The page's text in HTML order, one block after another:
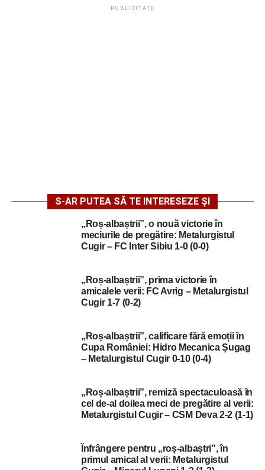
PUBLICITATE
S-AR PUTEA SĂ TE INTERESEZE ȘI
„Roș-albaștrii”, o nouă victorie în
meciurile de pregătire: Metalurgistul
Cugir – FC Inter Sibiu 1-0 (0-0)
„Roș-albaștrii”, prima victorie în
amicalele verii: FC Avrig – Metalurgistul
Cugir 1-7 (0-2)
„Roș-albaștrii”, calificare fără emoții în
Cupa României: Hidro Mecanica Șugag
– Metalurgistul Cugir 0-10 (0-4)
„Roș-albaștrii”, remiză spectaculoasă în
cel de-al doilea meci de pregătire al verii:
Metalurgistul Cugir – CSM Deva 2-2 (1-1)
Înfrângere pentru „roș-albaștri”, în
primul amical al verii: Metalurgistul